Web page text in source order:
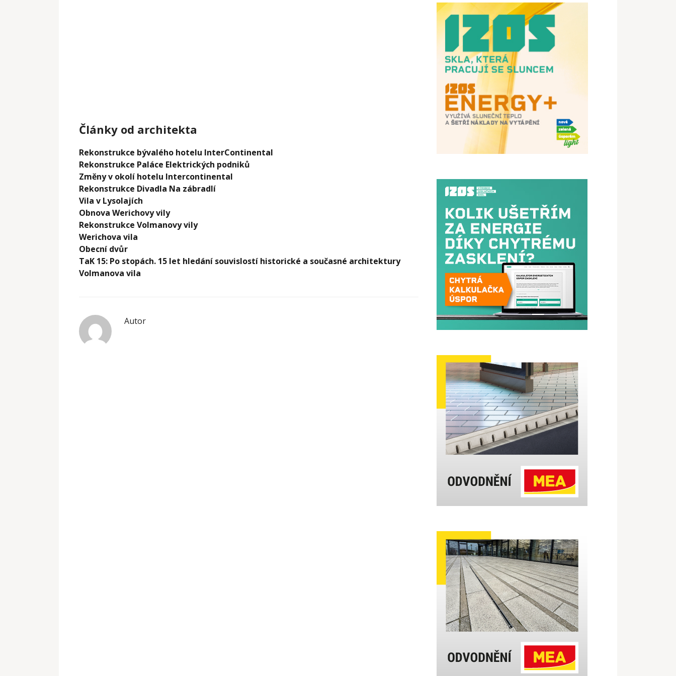
Články od architekta
Rekonstrukce bývalého hotelu InterContinental
Rekonstrukce Paláce Elektrických podniků
Změny v okolí hotelu Intercontinental
Rekonstrukce Divadla Na zábradlí
Vila v Lysolajích
Obnova Werichovy vily
Rekonstrukce Volmanovy vily
Werichova vila
Obecní dvůr
TaK 15: Po stopách. 15 let hledání souvislostí historické a současné architektury
Volmanova vila
Autor